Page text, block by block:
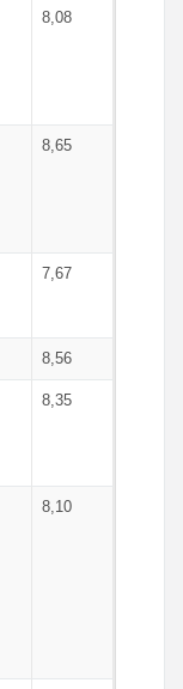
8,08
8,65
7,67
8,56
8,35
8,10